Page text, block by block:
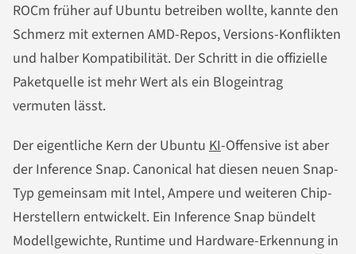
ROCm früher auf Ubuntu betreiben wollte, kannte den
Schmerz mit externen AMD-Repos, Versions-Konflikten
und halber Kompatibilität. Der Schritt in die offizielle
Paketquelle ist mehr Wert als ein Blogeintrag
vermuten lässt.
Der eigentliche Kern der Ubuntu KI-Offensive ist aber
der Inference Snap. Canonical hat diesen neuen Snap-
Typ gemeinsam mit Intel, Ampere und weiteren Chip-
Herstellern entwickelt. Ein Inference Snap bündelt
Modellgewichte, Runtime und Hardware-Erkennung in